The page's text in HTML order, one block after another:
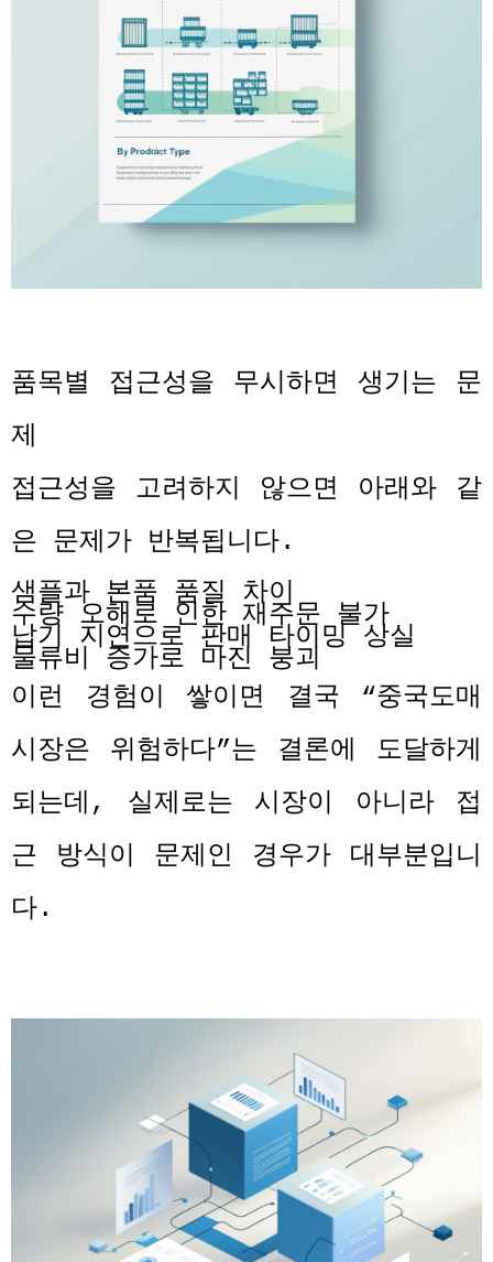
품목별 접근성을 무시하면 생기는 문
제
접근성을 고려하지 않으면 아래와 같
은 문제가 반복됩니다.
샘플과 본품 품질 차이
수량 오해로 인한 재주문 불가
납기 지연으로 판매 타이밍 상실
물류비 증가로 마진 붕괴
이런 경험이 쌓이면 결국 “중국도매
시장은 위험하다”는 결론에 도달하게
되는데 , 실제로는 시장이 아니라 접
근 방식이 문제인 경우가 대부분입니
다.